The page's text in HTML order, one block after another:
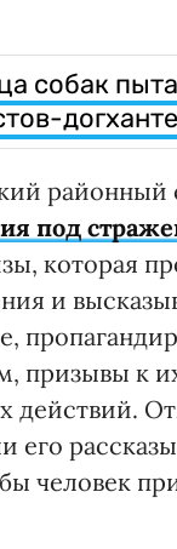
собак
районный
под
которая
и
к
действий.
его
человек